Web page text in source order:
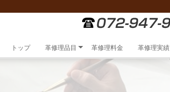
トップ 革修理品目 革修理料金 革修理実績